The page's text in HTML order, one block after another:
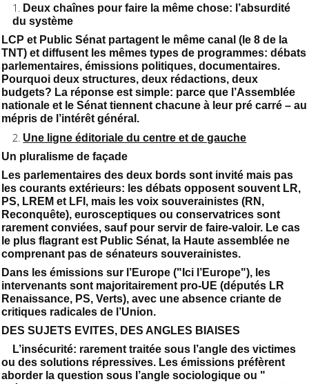
Deux chaînes pour faire la même chose: l’absurdité
du système
LCP et Public Sénat partagent le même canal (le 8 de la
TNT) et diffusent les mêmes types de programmes: débats
parlementaires, émissions politiques, documentaires.
Pourquoi deux structures, deux rédactions, deux
budgets? La réponse est simple: parce que l’Assemblée
nationale et le Sénat tiennent chacune à leur pré carré – au
mépris de l’intérêt général.
Une ligne éditoriale du centre et de gauche
Un pluralisme de façade
Les parlementaires des deux bords sont invité mais pas
les courants extérieurs: les débats opposent souvent LR,
PS, LREM et LFI, mais les voix souverainistes (RN,
Reconquête), eurosceptiques ou conservatrices sont
rarement conviées, sauf pour servir de faire-valoir. Le cas
le plus flagrant est Public Sénat, la Haute assemblée ne
comprenant pas de sénateurs souverainistes.
Dans les émissions sur l’Europe ("Ici l’Europe"), les
intervenants sont majoritairement pro-UE (députés LR
Renaissance, PS, Verts), avec une absence criante de
critiques radicales de l’Union.
DES SUJETS EVITES, DES ANGLES BIAISES
L’insécurité: rarement traitée sous l’angle des victimes
ou des solutions répressives. Les émissions préfèrent
aborder la question sous l’angle sociologique ou "